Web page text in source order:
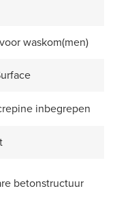
waskom(men)
inbegrepen
betonstructuur